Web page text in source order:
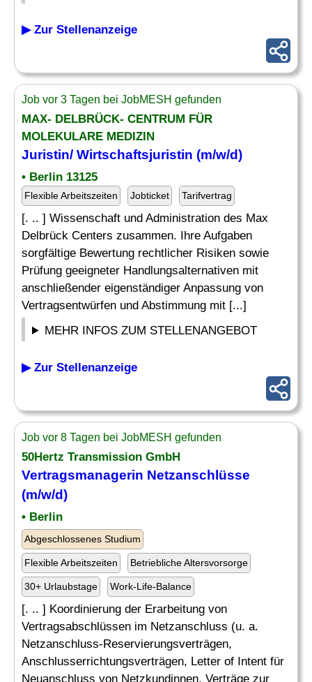
▶ Zur Stellenanzeige
Job vor 3 Tagen bei JobMESH gefunden
MAX- DELBRÜCK- CENTRUM FÜR
MOLEKULARE MEDIZIN
Juristin/ Wirtschaftsjuristin (m/w/d)
• Berlin 13125
Flexible Arbeitszeiten Jobticket Tarifvertrag
[. .. ] Wissenschaft und Administration des Max
Delbrück Centers zusammen. Ihre Aufgaben
sorgfältige Bewertung rechtlicher Risiken sowie
Prüfung geeigneter Handlungsalternativen mit
anschließender eigenständiger Anpassung von
Vertragsentwürfen und Abstimmung mit [...]
MEHR INFOS ZUM STELLENANGEBOT
▶ Zur Stellenanzeige
Job vor 8 Tagen bei JobMESH gefunden
50Hertz Transmission GmbH
Vertragsmanagerin Netzanschlüsse
(m/w/d)
• Berlin
Abgeschlossenes Studium
Flexible Arbeitszeiten Betriebliche Altersvorsorge
30+ Urlaubstage Work-Life-Balance
[. .. ] Koordinierung der Erarbeitung von
Vertragsabschlüssen im Netzanschluss (u. a.
Netzanschluss-Reservierungsverträgen,
Anschlusserrichtungsverträgen, Letter of Intent für
Neuanschluss von Netzkundinnen, Verträge zur